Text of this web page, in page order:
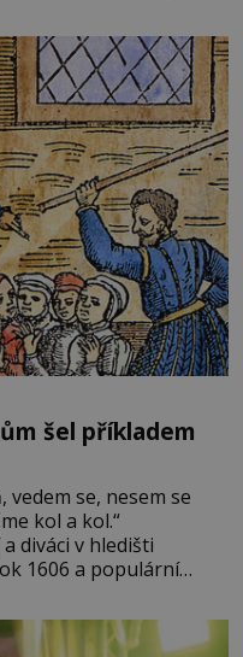
statečných
šel příkladem
vedem se, nesem se
kol a kol.“
diváci v hledišti
1606 a populární
pro krále Jakuba I., jenž